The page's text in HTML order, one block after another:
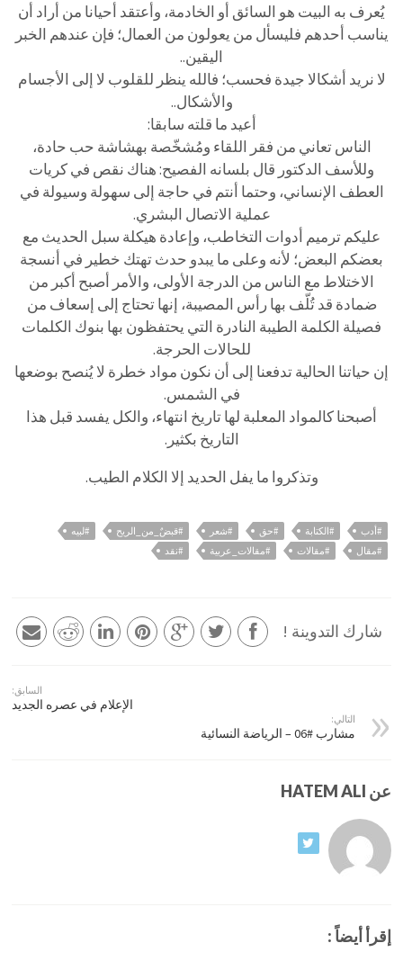
يُعرف به البيت هو السائق أو الخادمة، وأعتقد أحيانا من أراد أن
يناسب أحدهم فليسأل من يعولون من العمال؛ فإن عندهم الخبر
اليقين..
لا نريد أشكالا جيدة فحسب؛ فالله ينظر للقلوب لا إلى الأجسام
والأشكال..
أعيد ما قلته سابقا:
الناس تعاني من فقر اللقاء ومُشخّصة بهشاشة حب حادة،
وللأسف الدكتور قال بلسانه الفصيح: هناك نقص في كريات
العطف الإنساني، وحتما أنتم في حاجة إلى سهولة وسيولة في
عملية الاتصال البشري.
عليكم ترميم أدوات التخاطب، وإعادة هيكلة سبل الحديث مع
بعضكم البعض؛ لأنه وعلى ما يبدو حدث تهتك خطير في أنسجة
الاختلاط مع الناس من الدرجة الأولى، والأمر أصبح أكبر من
ضمادة قد تُلّف بها رأس المصيبة، إنها تحتاج إلى إسعاف من
فصيلة الكلمة الطيبة النادرة التي يحتفظون بها بنوك الكلمات
للحالات الحرجة.
إن حياتنا الحالية تدفعنا إلى أن نكون مواد خطرة لا يُنصح بوضعها
في الشمس.
أصبحنا كالمواد المعلبة لها تاريخ انتهاء، والكل يفسد قبل هذا
التاريخ بكثير.
وتذكروا ما يفل الحديد إلا الكلام الطيب.
#أدب #الكتابة #حق #شعر #قبضٌ_من_الريح
#لبيه
#مقال
#مقالات #مقالات_عربية #نقد
شارك التدوينة !
السابق:
الإعلام في عصره الجديد
التالي:
مشارب #06 – الرياضة النسائية
عن HATEM ALI
إقرأ أيضاً :